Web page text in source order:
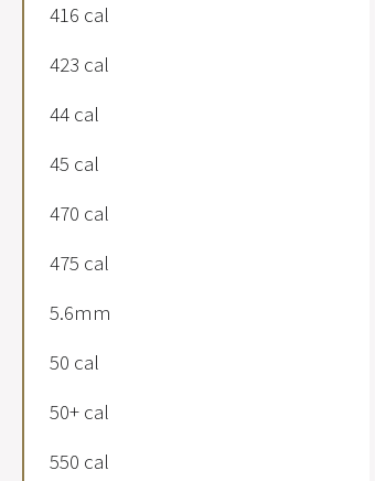
416 cal
423 cal
44 cal
45 cal
470 cal
475 cal
5.6mm
50 cal
50+ cal
550 cal